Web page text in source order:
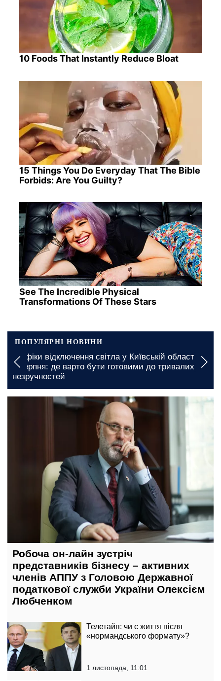
10 Foods That Instantly Reduce Bloat
15 Things You Do Everyday That The Bible
Forbids: Are You Guilty?
See The Incredible Physical
Transformations Of These Stars
ПОПУЛЯРНІ НОВИНИ
Електрики довго не буде: названо населені
пункти, де вводять графіки відключення світла у
Кіровоградській області на 7 серпня
23 грудня, 19:35
Робоча он-лайн зустріч
представників бізнесу – активних
членів АППУ з Головою Державної
податкової служби України Олексієм
Любченком
Телетайп: чи є життя після
«нормандського формату»?
1 листопада, 11:01